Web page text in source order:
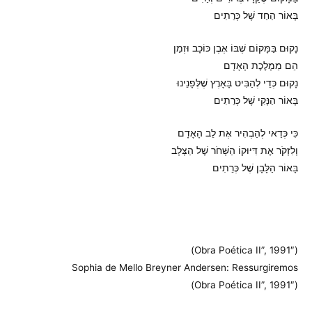
בָּאוֹר הַחַד שֶׁל כְּרֵתִים
נָקוּם בַּמָּקוֹם שֶׁבּוֹ אֶבֶן כּוֹכָב וּזְמַן
הֵם מַמְלֶכֶת הָאָדָם
נָקוּם כְּדֵי לְהַבִּיט בָּאָרֶץ שֶׁלְּפָנֵינוּ
בָּאוֹר הַנָּקִי שֶׁל כְּרֵתִים
כִּי כְּדַאי לְהַבְהִיר אֶת לֵב הָאָדָם
וְלִזְקֹר אֶת דִּיּוּקוֹ הַשָּׁחֹר שֶׁל הַצְּלָב
בָּאוֹר הַלָּבָן שֶׁל כְּרֵתִים
(Obra Poética II”, 1991″)
Sophia de Mello Breyner Andersen: Ressurgiremos
(Obra Poética II”, 1991″)